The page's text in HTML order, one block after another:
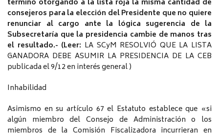
terminó otorgando a la lista roja la misma cantidad de
consejeros para la elección del Presidente que no quiere
renunciar al cargo ante la lógica sugerencia de la
Subsecretaría que la presidencia cambie de manos tras
el resultado.- (Leer: LA SCyM RESOLVIÓ QUE LA LISTA
GANADORA DEBE ASUMIR LA PRESIDENCIA DE LA CEB
publicada el 9/12 en interés general )
Inhabilidad
Asimismo en su artículo 67 el Estatuto establece que «si
algún miembro del Consejo de Administración o los